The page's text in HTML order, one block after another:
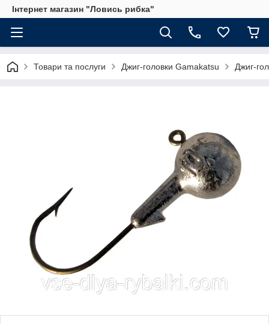
Інтернет магазин "Ловись рибка"
Товари та послуги Джиг-головки Gamakatsu Джиг-